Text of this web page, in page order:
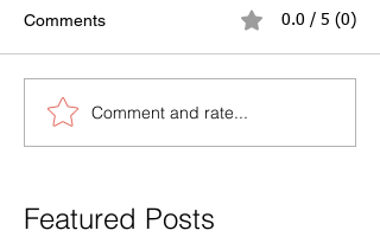
Comments 0.0 / 5 (0)
Comment and rate...
Featured Posts